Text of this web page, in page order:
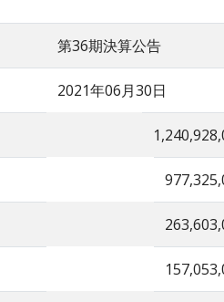
第36期決算公告
2021年06月30日